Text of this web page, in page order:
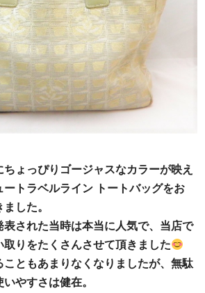
ょっぴりゴージャスなカラーが映え
ートラベルライン トートバッグをお
した。
表された当時は本当に人気で、当店で
取りをたくさんさせて頂きました
こともあまりなくなりましたが、無駄
やすさは健在。